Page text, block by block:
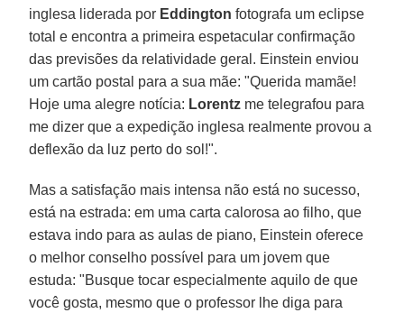
inglesa liderada por Eddington fotografa um eclipse
total e encontra a primeira espetacular confirmação
das previsões da relatividade geral. Einstein enviou
um cartão postal para a sua mãe: "Querida mamãe!
Hoje uma alegre notícia: Lorentz me telegrafou para
me dizer que a expedição inglesa realmente provou a
deflexão da luz perto do sol!".
Mas a satisfação mais intensa não está no sucesso,
está na estrada: em uma carta calorosa ao filho, que
estava indo para as aulas de piano, Einstein oferece
o melhor conselho possível para um jovem que
estuda: "Busque tocar especialmente aquilo de que
você gosta, mesmo que o professor lhe diga para